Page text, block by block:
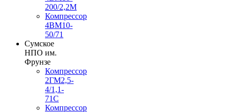
200/2,2М
Компрессор
4ВМ10-
50/71
Сумское
НПО им.
Фрунзе
Компрессор
2ГМ2,5-
4/1,1-
71С
Компрессор